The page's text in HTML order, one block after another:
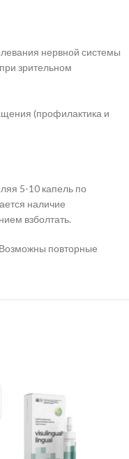
нервной системы
зрительном
(профилактика и
5-10 капель по
наличие
взболтать.
повторные